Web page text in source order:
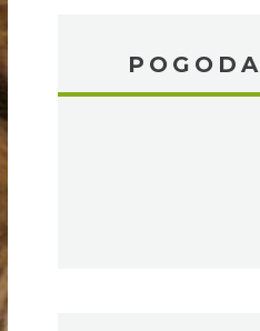
POGODA